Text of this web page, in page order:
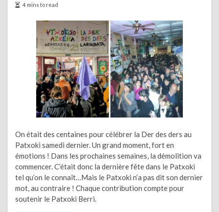
4 mins to read
On était des centaines pour célébrer la Der des ders au
Patxoki samedi dernier. Un grand moment, fort en
émotions ! Dans les prochaines semaines, la démolition va
commencer. C’était donc la dernière fête dans le Patxoki
tel qu’on le connaît…Mais le Patxoki n’a pas dit son dernier
mot, au contraire ! Chaque contribution compte pour
soutenir le Patxoki Berri.